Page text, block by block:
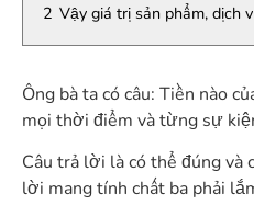
2 Vậy giá trị sản phẩm, dịch
Ông bà ta có câu: Tiền nào
mọi thời điểm và từng sự
Câu trả lời là có thể đúng và
lời mang tính chất ba phải